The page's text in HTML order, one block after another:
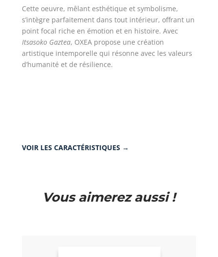
Cette oeuvre, mêlant esthétique et symbolisme,
s’intègre parfaitement dans tout intérieur, offrant un
point focal riche en émotion et en histoire. Avec
Itsasoko Gaztea, OXEA propose une création
artistique intemporelle qui résonne avec les valeurs
d’humanité et de résilience.
VOIR LES CARACTÉRISTIQUES →
Vous aimerez aussi !